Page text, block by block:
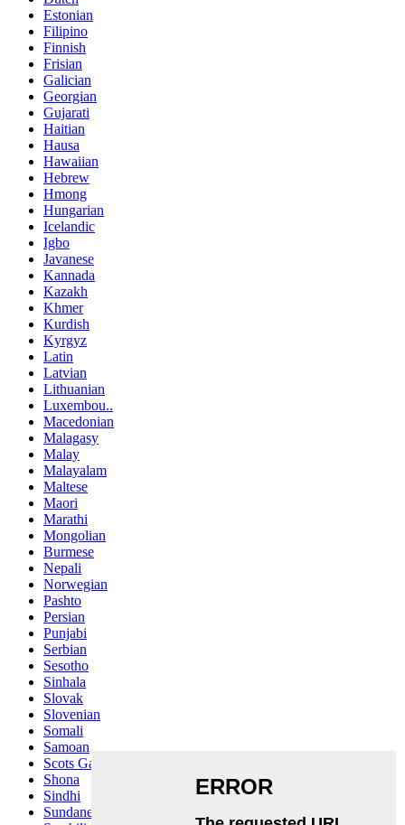
Estonian
Filipino
Finnish
Frisian
Galician
Georgian
Gujarati
Haitian
Hausa
Hawaiian
Hebrew
Hmong
Hungarian
Icelandic
Igbo
Javanese
Kannada
Kazakh
Khmer
Kurdish
Kyrgyz
Latin
Latvian
Lithuanian
Luxembou..
Macedonian
Malagasy
Malay
Malayalam
Maltese
Maori
Marathi
Mongolian
Burmese
Nepali
Norwegian
Pashto
Persian
Punjabi
Serbian
Sesotho
Sinhala
Slovak
Slovenian
Somali
Samoan
Scots Gaelic
Shona
Sindhi
Sundanese